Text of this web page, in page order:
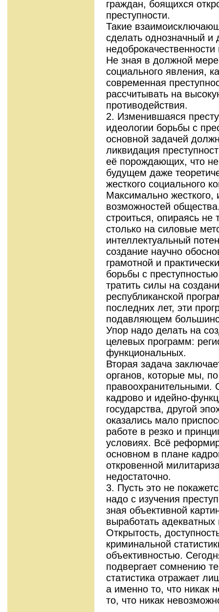
граждан, боящихся
преступности.
Такие
сделать однозначный
Не зная в должной мере
социального явления,
современная
рассчитывать на
противодействия.
2. Изменившаяся
идеологии борьбы с
основной задачей
ликвидация
её порождающих, что
будущем даже
жесткого социального
Максимально жесткого,
возможностей
строиться, опираясь
столько на силовые
интеллектуальный
создание научно
грамотной и
борьбы с
тратить силы на
республиканской
последних лет, эти
подавляющем
Упор надо делать на
целевых программ:
функциональных.
Вторая задача
органов, которые мы,
правоохранительными.
кадрово и идейно-
государства, другой
оказались мало
работе в резко и
условиях. Всё
основном в плане
откровенной
недостаточно.
3. Пусть это не
надо с изучения
зная объективной
выработать
Открытость,
криминальной
объективностью.
подвергает сомнению
статистика отражает
а именно то, что никак
то, что никак